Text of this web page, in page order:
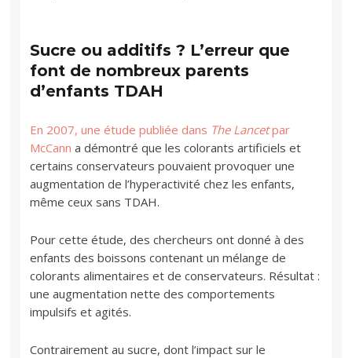
Sucre ou additifs ? L’erreur que
font de nombreux parents
d’enfants TDAH
En 2007, une étude publiée dans The Lancetpar
McCann a démontré que les colorants artificiels et
certains conservateurs pouvaient provoquer une
augmentation de l’hyperactivité chez les enfants,
même ceux sans TDAH.
Pour cette étude, des chercheurs ont donné à des
enfants des boissons contenant un mélange de
colorants alimentaires et de conservateurs. Résultat :
une augmentation nette des comportements
impulsifs et agités.
Contrairement au sucre, dont l’impact sur le